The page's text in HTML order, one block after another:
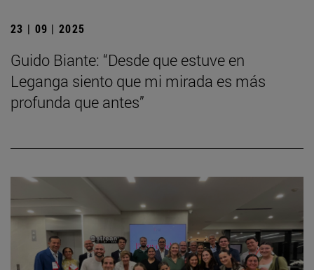
23 | 09 | 2025
Guido Biante: “Desde que estuve en
Leganga siento que mi mirada es más
profunda que antes”